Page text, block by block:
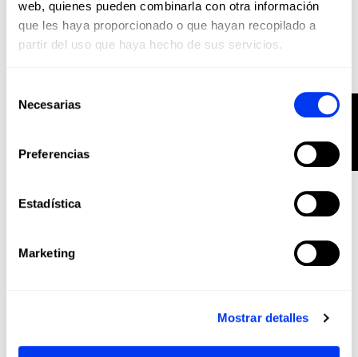
web, quienes pueden combinarla con otra información
que les haya proporcionado o que hayan recopilado a
partir del uso que haya hecho de sus servicios.
Necesarias
Preferencias
Estadística
Marketing
Mostrar detalles
añadir al carrito
€144.00
€180.00